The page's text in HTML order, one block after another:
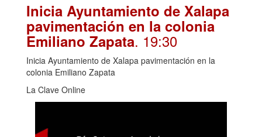
Inicia Ayuntamiento de Xalapa
pavimentación en la colonia
Emiliano Zapata. 19:30
Inicia Ayuntamiento de Xalapa pavimentación en la
colonia Emiliano Zapata
La Clave Online